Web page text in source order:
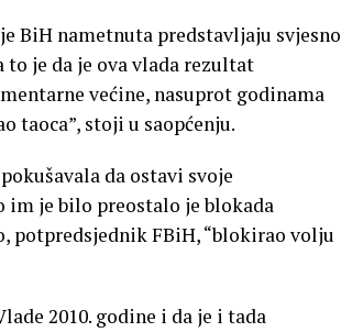
BiH nametnuta predstavljaju svjesno
je da je ova vlada rezultat
većine, nasuprot godinama
taoca”, stoji u saopćenju.
da ostavi svoje
im je bilo preostalo je blokada
potpredsjednik FBiH, “blokirao volju
2010. godine i da je i tada